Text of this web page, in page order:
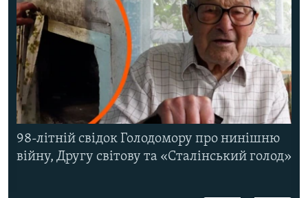
98-літній свідок Голодомору про нинішню
війну, Другу світову та «Сталінський голод»